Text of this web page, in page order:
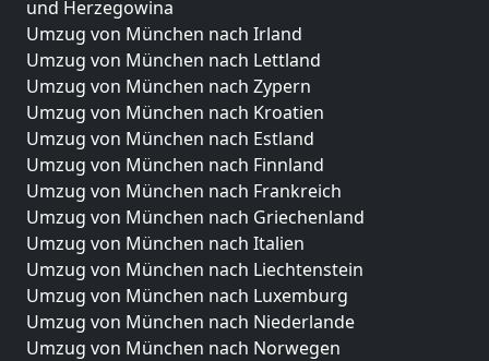
und Herzegowina
Umzug von München nach Irland
Umzug von München nach Lettland
Umzug von München nach Zypern
Umzug von München nach Kroatien
Umzug von München nach Estland
Umzug von München nach Finnland
Umzug von München nach Frankreich
Umzug von München nach Griechenland
Umzug von München nach Italien
Umzug von München nach Liechtenstein
Umzug von München nach Luxemburg
Umzug von München nach Niederlande
Umzug von München nach Norwegen